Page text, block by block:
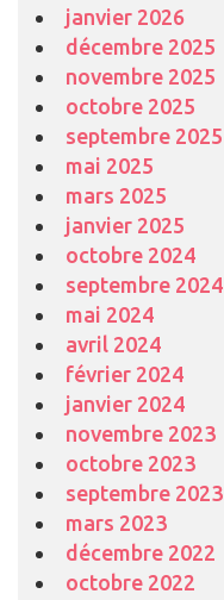
janvier 2026
décembre 2025
novembre 2025
octobre 2025
septembre 2025
mai 2025
mars 2025
janvier 2025
octobre 2024
septembre 2024
mai 2024
avril 2024
février 2024
janvier 2024
novembre 2023
octobre 2023
septembre 2023
mars 2023
décembre 2022
octobre 2022